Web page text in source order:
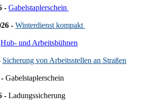
- Gabelstaplerschein
- Winterdienst kompakt
Hub- und Arbeitsbühnen
Sicherung von Arbeitsstellen an Straßen
Gabelstaplerschein
- Ladungssicherung